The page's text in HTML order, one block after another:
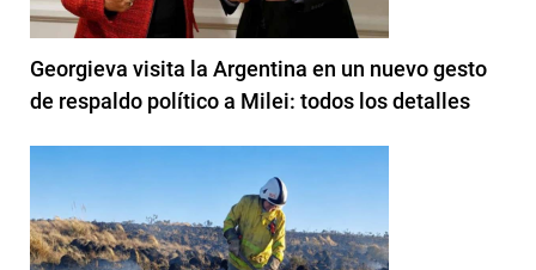
Georgieva visita la Argentina en un nuevo gesto
de respaldo político a Milei: todos los detalles